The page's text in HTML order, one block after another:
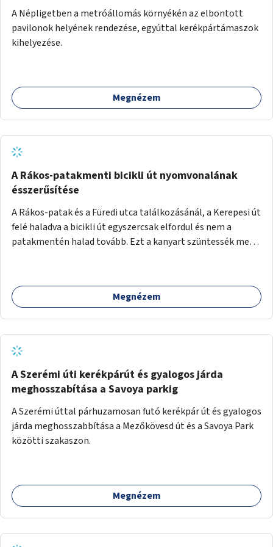
A Népligetben a metróállomás környékén az elbontott
pavilonok helyének rendezése, egyúttal kerékpártámaszok
kihelyezése.
Megnézem
A Rákos-patakmenti bicikli út nyomvonalának
ésszerűsítése
A Rákos-patak és a Füredi utca találkozásánál, a Kerepesi út
felé haladva a bicikli út egyszercsak elfordul és nem a
patakmentén halad tovább. Ezt a kanyart szüntessék meg
Megnézem
A Szerémi úti kerékpárút és gyalogos járda
meghosszabítása a Savoya parkig
A Szerémi úttal párhuzamosan futó kerékpár út és gyalogos
járda meghosszabbítása a Mezőkövesd út és a Savoya Park
közötti szakaszon.
Megnézem